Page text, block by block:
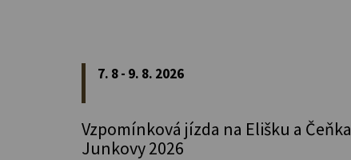
7. 8 - 9. 8. 2026
Vzpomínková jízda na Elišku a Čeňka
Junkovy 2026